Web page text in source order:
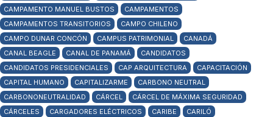
CAMPAMENTO MANUEL BUSTOS
CAMPAMENTOS
CAMPAMENTOS TRANSITORIOS
CAMPO CHILENO
CAMPO DUNAR CONCÓN
CAMPUS PATRIMONIAL
CANADÁ
CANAL BEAGLE
CANAL DE PANAMÁ
CANDIDATOS
CANDIDATOS PRESIDENCIALES
CAP ARQUITECTURA
CAPACITACIÓN
CAPITAL HUMANO
CAPITALIZARME
CARBONO NEUTRAL
CARBONONEUTRALIDAD
CÁRCEL
CÁRCEL DE MÁXIMA SEGURIDAD
CÁRCELES
CARGADORES ELÉCTRICOS CARIBE
CARILÓ